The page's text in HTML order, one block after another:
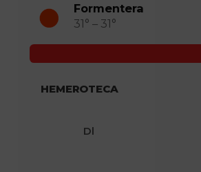
Formentera
31° – 31°
HEMEROTECA
Dl